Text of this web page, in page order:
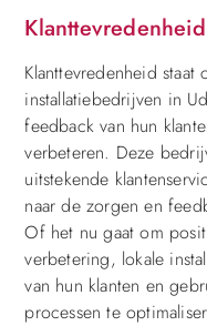
Klanttevredenheid staat
installatiebedrijven in
feedback van hun
verbeteren. Deze
uitstekende
naar de zorgen en
Of het nu gaat om
verbetering, lokale
van hun klanten en
processen te